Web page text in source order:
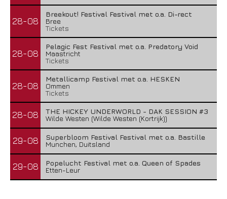
28-08
Breekout! Festival Festival met o.a. Di-rect
Bree
Tickets
28-08
Pelagic Fest Festival met o.a. Predatory Void
Maastricht
Tickets
28-08
Metallicamp Festival met o.a. HESKEN
Ommen
Tickets
28-08
THE HICKEY UNDERWORLD - DAK SESSION #3
Wilde Westen (Wilde Westen (Kortrijk))
29-08
Superbloom Festival Festival met o.a. Bastille
Munchen, Duitsland
29-08
Popelucht Festival met o.a. Queen of Spades
Etten-Leur